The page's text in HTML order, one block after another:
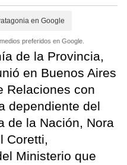
en Google
preferidos en Google.
de la Provincia,
en Buenos Aires
Relaciones con
dependiente del
de la Nación, Nora
Coretti,
Ministerio que